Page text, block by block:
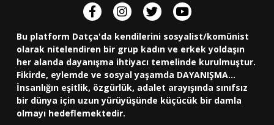
Bu platform Datça'da kendilerini sosyalist/komünist
olarak nitelendiren bir grup kadın ve erkek yoldaşın
her alanda dayanışma ihtiyacı temelinde kurulmuştur.
Fikirde, eylemde ve sosyal yaşamda DAYANIŞMA...
İnsanlığın eşitlik, özgürlük, adalet arayışında sınıfsız
bir dünya için uzun yürüyüşünde küçücük bir damla
olmayı hedeflemektedir.